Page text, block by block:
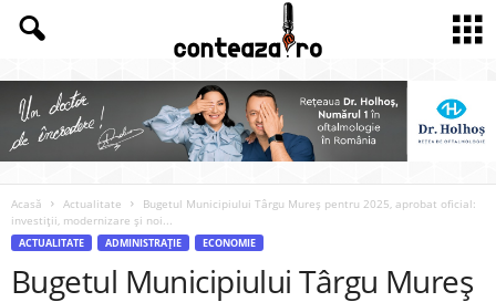
Acasă Actualitate
Bugetul Municipiului Târgu Mureș pentru 2025, aprobat oficial:
investiții, modernizare și noi...
ACTUALITATE ADMINISTRAȚIE ECONOMIE
Bugetul Municipiului Târgu Mureș